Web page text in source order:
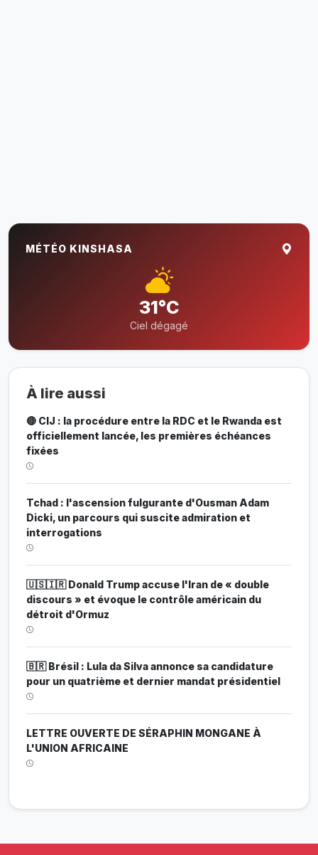
MÉTÉO KINSHASA
31°C
Ciel dégagé
À lire aussi
🔴 CIJ : la procédure entre la RDC et le Rwanda est
officiellement lancée, les premières échéances
fixées
Tchad : l'ascension fulgurante d'Ousman Adam
Dicki, un parcours qui suscite admiration et
interrogations
🇺🇸🇮🇷 Donald Trump accuse l'Iran de « double
discours » et évoque le contrôle américain du
détroit d'Ormuz
🇧🇷 Brésil : Lula da Silva annonce sa candidature
pour un quatrième et dernier mandat présidentiel
LETTRE OUVERTE DE SÉRAPHIN MONGANE À
L'UNION AFRICAINE